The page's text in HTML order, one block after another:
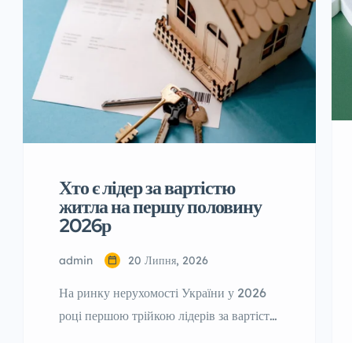
Хто є лідер за вартістю
житла на першу половину
2026р
admin 20 Липня, 2026
На ринку нерухомості України у 2026
році першою трійкою лідерів за вартістю